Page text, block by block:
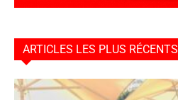
ARTICLES LES PLUS RÉCENTS